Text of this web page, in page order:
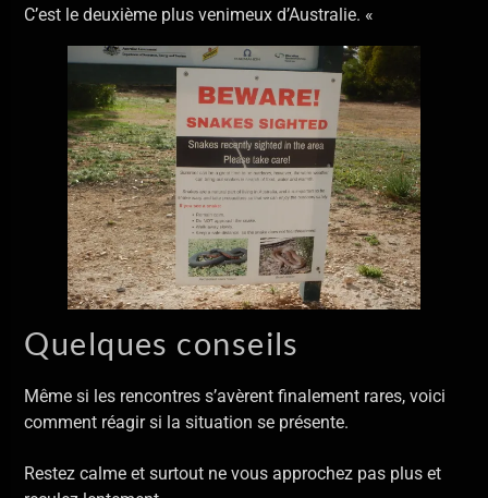
C’est le deuxième plus venimeux d’Australie. «
Quelques conseils
Même si les rencontres s’avèrent finalement rares, voici
comment réagir si la situation se présente.
Restez calme et surtout ne vous approchez pas plus et